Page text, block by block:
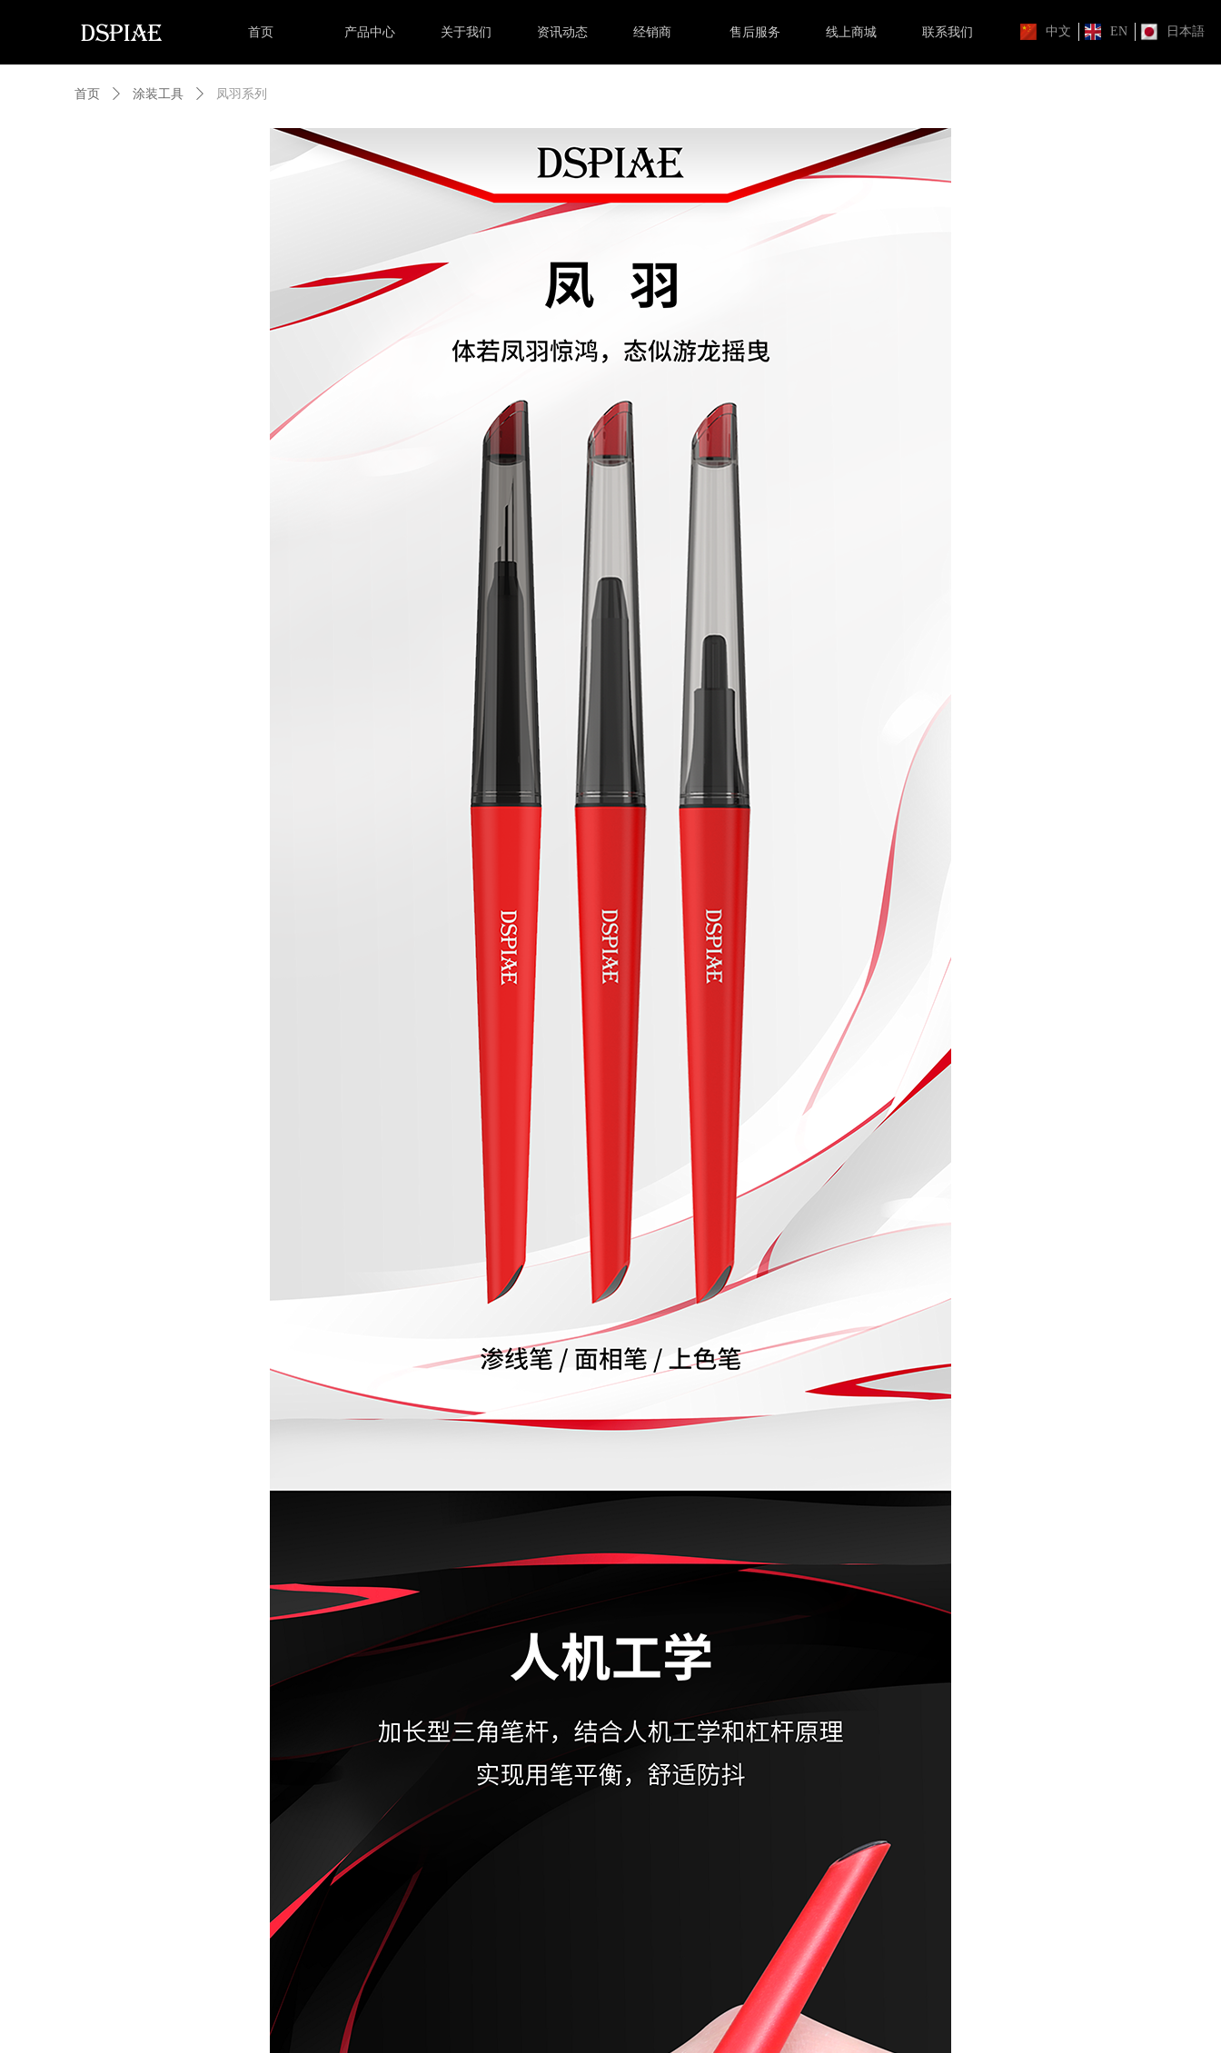
中文 EN 日本語
首页 产品中心 关于我们 资讯动态 经销商 售后服务 线上商城 联系我们
首页 ꄲ 涂装工具 ꄲ 凤羽系列